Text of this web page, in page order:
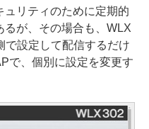
リティのために定期的
るが、その場合も、WLX
で設定して配信するだけ
で、個別に設定を変更す